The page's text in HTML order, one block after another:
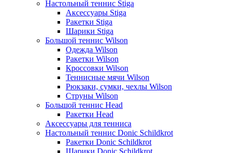
Настольный теннис Stiga
Аксессуары Stiga
Ракетки Stiga
Шарики Stiga
Большой теннис Wilson
Одежда Wilson
Ракетки Wilson
Кроссовки Wilson
Теннисные мячи Wilson
Рюкзаки, сумки, чехлы Wilson
Струны Wilson
Большой теннис Head
Ракетки Head
Аксессуары для тенниса
Настольный теннис Donic Schildkrot
Ракетки Donic Schildkrot